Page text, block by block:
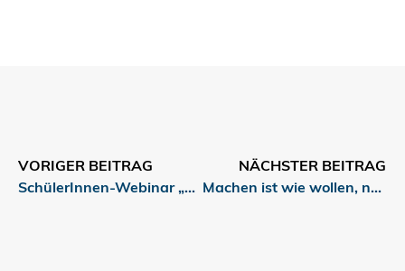
VORIGER BEITRAG
SchülerInnen-Webinar „Fakt oder Fake?“
NÄCHSTER BEITRAG
Machen ist wie wollen, nur krasser!